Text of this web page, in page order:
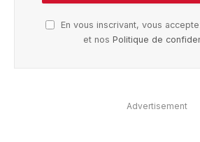
En vous inscrivant, vous
et nos Politique de
Advertisement